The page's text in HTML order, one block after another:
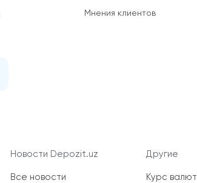
Мнения клиентов
Новости Depozit.uz
Все новости
Другие
Курс валют